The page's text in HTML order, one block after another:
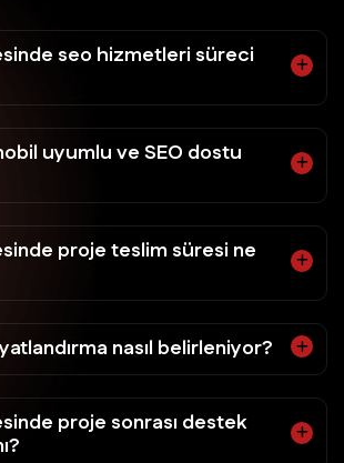
seo hizmetleri süreci
uyumlu ve SEO dostu
proje teslim süresi ne
nasıl belirleniyor?
proje sonrası destek